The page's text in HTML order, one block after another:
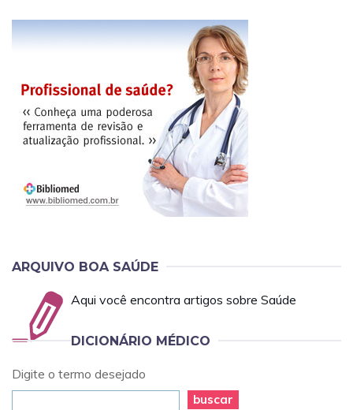
ARQUIVO BOA SAÚDE
Aqui você encontra artigos sobre Saúde
DICIONÁRIO MÉDICO
Digite o termo desejado
buscar